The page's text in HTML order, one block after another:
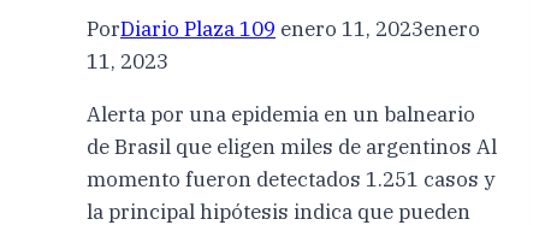
PorDiario Plaza 109 enero 11, 2023enero
11, 2023
Alerta por una epidemia en un balneario
de Brasil que eligen miles de argentinos Al
momento fueron detectados 1.251 casos y
la principal hipótesis indica que pueden